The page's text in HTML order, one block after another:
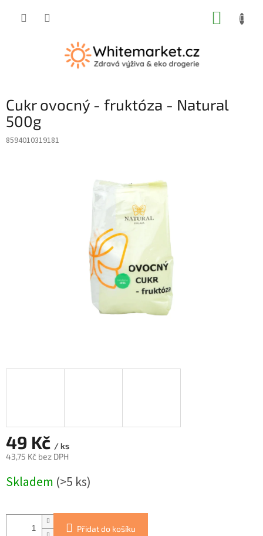
Cukr ovocný - fruktóza - Natural
500g
8594010319181
49 Kč / ks
43,75 Kč bez DPH
cena:
Skladem (>5 ks)
Přidat do košíku